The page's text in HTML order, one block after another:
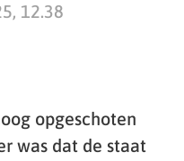
12.38
opgeschoten
was dat de staat